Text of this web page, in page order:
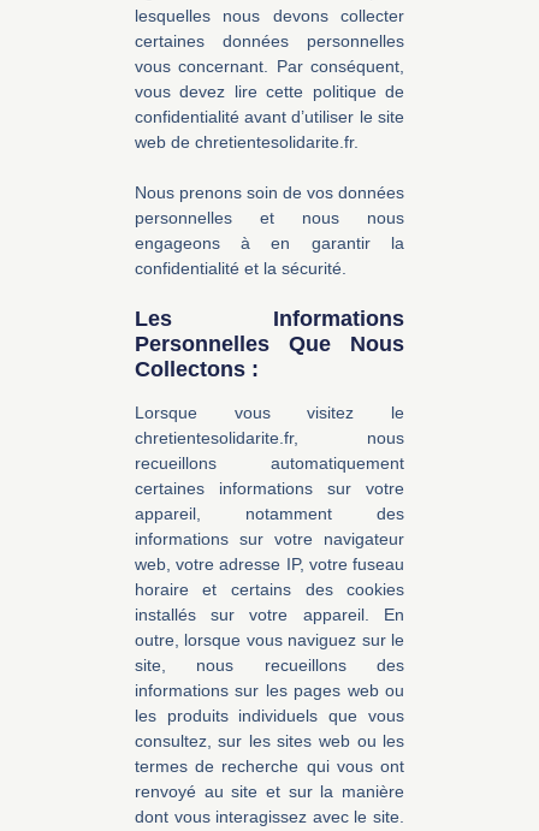
lesquelles nous devons collecter
certaines données personnelles
vous concernant. Par conséquent,
vous devez lire cette politique de
confidentialité avant d’utiliser le site
web de chretientesolidarite.fr.
Nous prenons soin de vos données
personnelles et nous nous
engageons à en garantir la
confidentialité et la sécurité.
Les Informations
Personnelles Que Nous
Collectons :
Lorsque vous visitez le
chretientesolidarite.fr, nous
recueillons automatiquement
certaines informations sur votre
appareil, notamment des
informations sur votre navigateur
web, votre adresse IP, votre fuseau
horaire et certains des cookies
installés sur votre appareil. En
outre, lorsque vous naviguez sur le
site, nous recueillons des
informations sur les pages web ou
les produits individuels que vous
consultez, sur les sites web ou les
termes de recherche qui vous ont
renvoyé au site et sur la manière
dont vous interagissez avec le site.